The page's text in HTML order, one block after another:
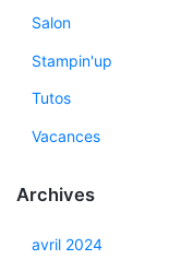
Salon
Stampin'up
Tutos
Vacances
Archives
avril 2024